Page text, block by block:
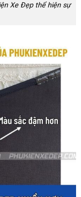
Xe Đẹp thể hiện sự